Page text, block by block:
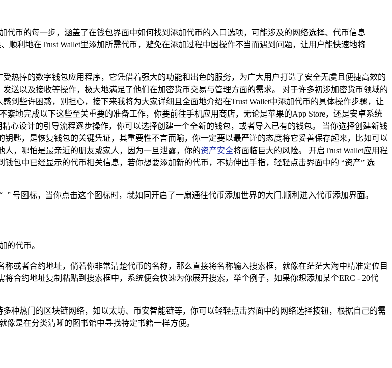
代币的每一步，涵盖了在钱包界面中如何找到添加代币的入口选项，可能涉及的网络选择、代币信息
利地在Trust Wallet里添加所需代币，避免在添加过程中因操作不当而遇到问题，让用户能快速地将
热捧的数字钱包应用程序，它凭借着强大的功能和出色的服务，为广大用户打造了安全无虞且便捷高效的
送以及接收等操作，极大地满足了他们在加密货币交易与管理方面的需求。 对于许多初涉加密货币领域的
到些许困惑，别担心，接下来我将为大家详细且全面地介绍在Trust Wallet中添加代币的具体操作步骤，让
地完成以下这些至关重要的准备工作，你要前往手机应用商店，无论是苹果的App Store，还是安卓系统
精心设计的引导流程逐步操作，你可以选择创建一个全新的钱包，或者导入已有的钱包。 当你选择创建新钱
匙，是恢复钱包的关键凭证，其重要性不言而喻，你一定要以最严谨的态度将它妥善保存起来，比如可以
，哪怕是最亲近的朋友或家人，因为一旦泄露，你的资产安全将面临巨大的风险。 开启Trust Wallet应用程
包中已经显示的代币相关信息，若你想要添加新的代币，不妨伸出手指，轻轻点击界面中的 “资产” 选
号图标，当你点击这个图标时，就如同开启了一扇通往代币添加世界的大门,顺利进入代币添加界面。
的代币。
或者合约地址，倘若你非常清楚代币的名称，那么直接将名称输入搜索框，就像在茫茫大海中精准定位目
合约地址复制粘贴到搜索框中，系统便会快速为你展开搜索，举个例子，如果你想添加某个ERC - 20代
种热门的区块链网络，如以太坊、币安智能链等，你可以轻轻点击界面中的网络选择按钮，根据自己的需
是在分类清晰的图书馆中寻找特定书籍一样方便。